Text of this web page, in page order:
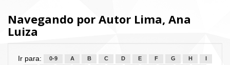
Navegando por Autor Lima, Ana
Luiza
Ir para: 0-9 A B C D E F G H